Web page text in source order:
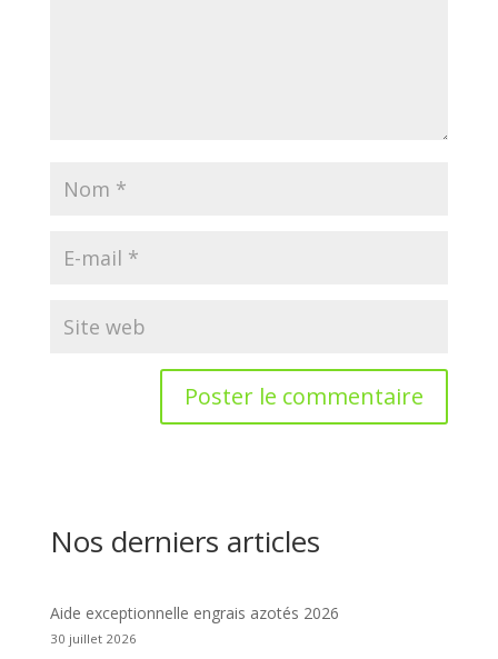
Nos derniers articles
Aide exceptionnelle engrais azotés 2026
30 juillet 2026